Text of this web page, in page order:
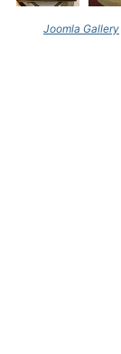
Joomla Gallery